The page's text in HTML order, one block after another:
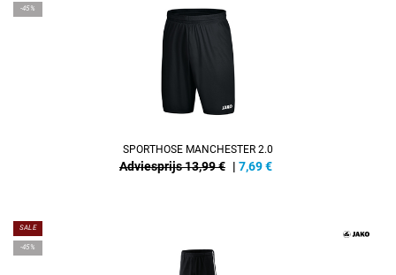
-45%
SPORTHOSE MANCHESTER 2.0
Adviesprijs 13,99 € | 7,69€
SALE
-45%